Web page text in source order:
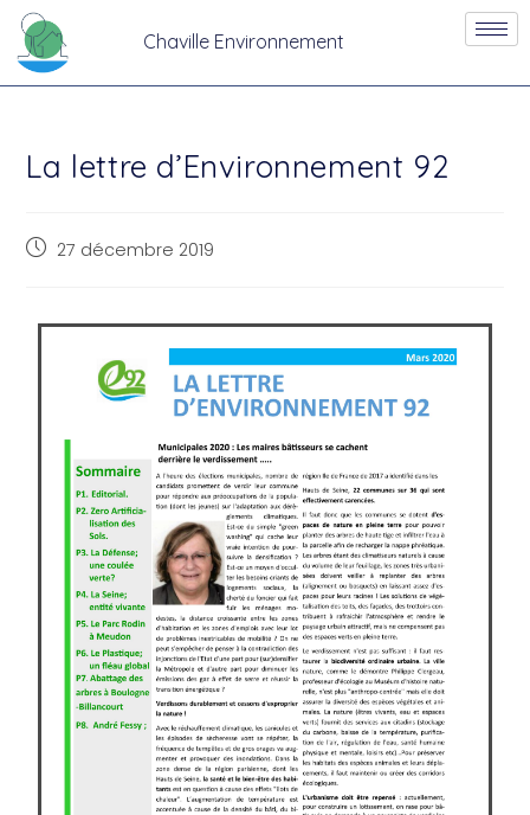
Chaville Environnement
La lettre d’Environnement 92
27 décembre 2019